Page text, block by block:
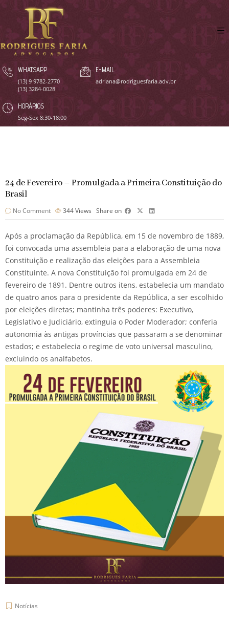
WHATSAPP
(13) 9 9782-2770
(13) 3284-0028
E-MAIL
adriana@rodriguesfaria.adv.br
HORÁRIOS
Seg-Sex 8:30-18:00
24 de Fevereiro – Promulgada a Primeira Constituição do
Brasil
No Comment 344Views Share on
Após a proclamação da República, em 15 de novembro de 1889,
foi convocada uma assembleia para a elaboração de uma nova
Constituição e realização das eleições para a Assembleia
Constituinte. A nova Constituição foi promulgada em 24 de
fevereiro de 1891. Dentre outros itens, estabelecia um mandato
de quatro anos para o presidente da República, a ser escolhido
por eleições diretas; mantinha três poderes: Executivo,
Legislativo e Judiciário, extinguia o Poder Moderador; conferia
autonomia às antigas províncias que passaram a se denominar
estados; e estabelecia o regime de voto universal masculino,
excluindo os analfabetos.
Notícias